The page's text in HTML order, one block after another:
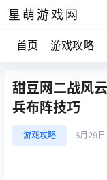
星萌游戏网
首页 游戏攻略
甜豆网二战风
兵布阵技巧
游戏攻略 6月29日